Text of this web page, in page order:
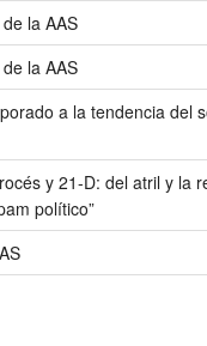
la AAS
la AAS
a la tendencia del
y 21-D: del atril y la
político”